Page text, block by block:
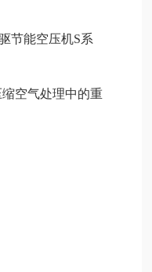
节能空压机S系
空气处理中的重